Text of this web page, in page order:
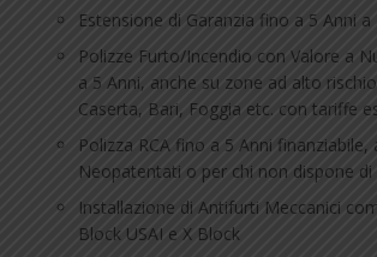
Estensione di Garanzia fino a 5 Anni
Polizze Furto/Incendio con Valore a
a 5 Anni, anche su zone ad alto
Caserta, Bari, Foggia etc. con tariffe
Polizza RCA fino a 5 Anni finanziabile,
Neopatentati o per chi non dispone
Installazione di Antifurti Meccanici
Block USAI e X Block